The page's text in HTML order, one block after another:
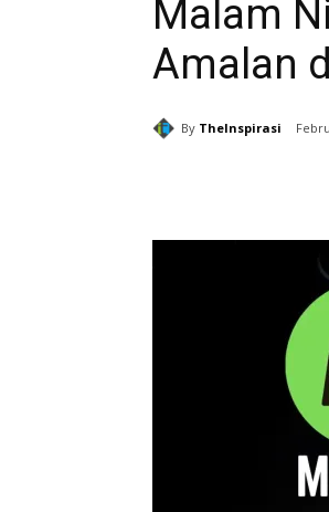
Malam
Amalan
By TheInspirasi